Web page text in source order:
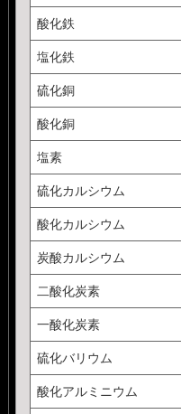
酸化鉄
塩化鉄
硫化銅
酸化銅
塩素
硫化カルシウム
酸化カルシウム
炭酸カルシウム
二酸化炭素
一酸化炭素
硫化バリウム
酸化アルミニウム